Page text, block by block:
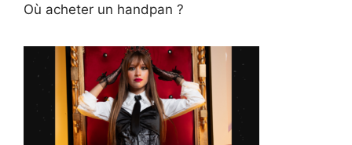
Où acheter un handpan ?